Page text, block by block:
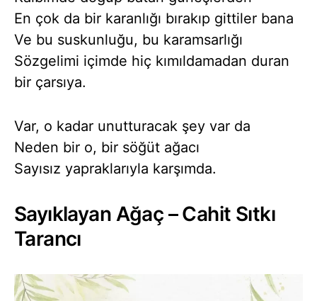
En çok da bir karanlığı bırakıp gittiler bana
Ve bu suskunluğu, bu karamsarlığı
Sözgelimi içimde hiç kımıldamadan duran
bir çarsıya.
Var, o kadar unutturacak şey var da
Neden bir o, bir söğüt ağacı
Sayısız yapraklarıyla karşımda.
Sayıklayan Ağaç – Cahit Sıtkı
Tarancı